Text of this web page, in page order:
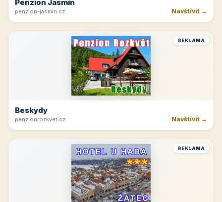
Penzion Jasmín
penzion-jasmin.cz Navštívit →
REKLAMA
Beskydy
penzionrozkvet.cz Navštívit →
REKLAMA